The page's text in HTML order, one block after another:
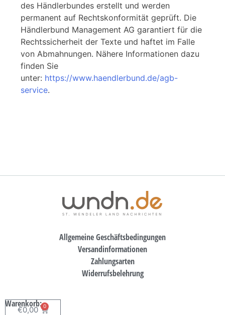
des Händlerbundes erstellt und werden
permanent auf Rechtskonformität geprüft. Die
Händlerbund Management AG garantiert für die
Rechtssicherheit der Texte und haftet im Falle
von Abmahnungen. Nähere Informationen dazu
finden Sie
unter: https://www.haendlerbund.de/agb-
service.
Allgemeine Geschäftsbedingungen
Versandinformationen
Zahlungsarten
Widerrufsbelehrung
Warenkorb:
€0,00 0